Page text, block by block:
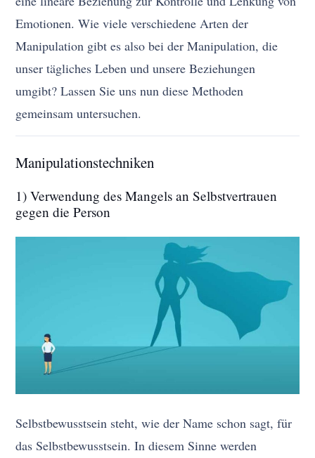
Emotionen. Wie viele verschiedene Arten der
Manipulation gibt es also bei der Manipulation, die
unser tägliches Leben und unsere Beziehungen
umgibt? Lassen Sie uns nun diese Methoden
gemeinsam untersuchen.
Manipulationstechniken
1) Verwendung des Mangels an Selbstvertrauen
gegen die Person
Selbstbewusstsein steht, wie der Name schon sagt, für
das Selbstbewusstsein. In diesem Sinne werden